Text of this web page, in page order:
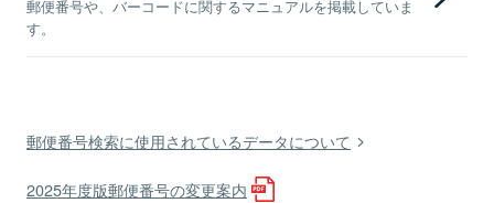
郵便番号や、バーコードに関するマニュアルを掲載していま
す。
郵便番号検索に使用されているデータについて
2025年度版郵便番号の変更案内